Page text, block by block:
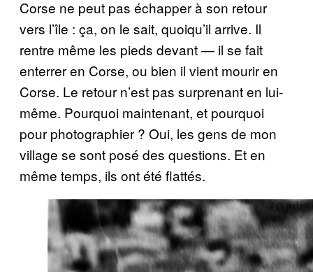
Corse ne peut pas échapper à son retour
vers l’île : ça, on le sait, quoiqu’il arrive. Il
rentre même les pieds devant — il se fait
enterrer en Corse, ou bien il vient mourir en
Corse. Le retour n’est pas surprenant en lui-
même. Pourquoi maintenant, et pourquoi
pour photographier ? Oui, les gens de mon
village se sont posé des questions. Et en
même temps, ils ont été flattés.